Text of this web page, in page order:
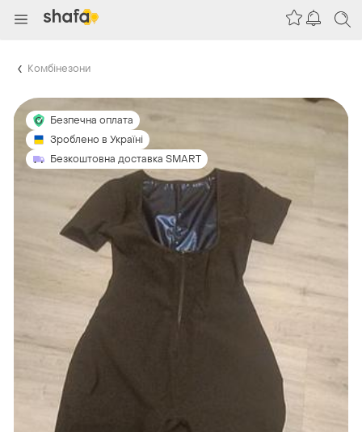
Комбінезони
Безпечна оплата
Зроблено в Україні
Безкоштовна доставка SMART